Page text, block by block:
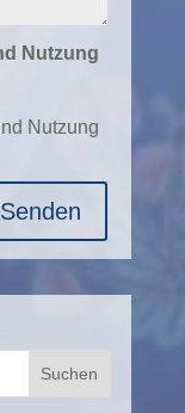
Nutzung
Nutzung
Senden